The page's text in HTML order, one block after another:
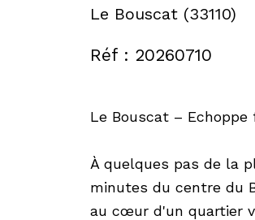
Le Bouscat (33110)
Réf : 20260710
Le Bouscat –
À quelques pas de la
minutes du centre du
au cœur d'un quartier